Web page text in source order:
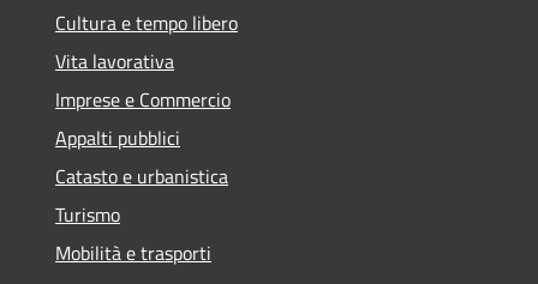
Cultura e tempo libero
Vita lavorativa
Imprese e Commercio
Appalti pubblici
Catasto e urbanistica
Turismo
Mobilità e trasporti